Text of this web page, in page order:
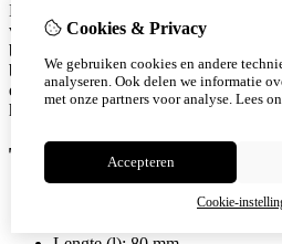
De vlonderschroeven rvs A4 van
voor wie alleen genoegen neemt met
buitenbevestigingen. Met meer dan 40
bouw leveren wij schroeven die
en gebruiksgemak welke ideaal zijn
houten constructies die bestand
Technische gegevens
Cookies & Privacy
We gebruiken cookies en andere
analyseren. Ook delen we informatie
met onze partners voor analyse. Lees
Accepteren
Cookie-